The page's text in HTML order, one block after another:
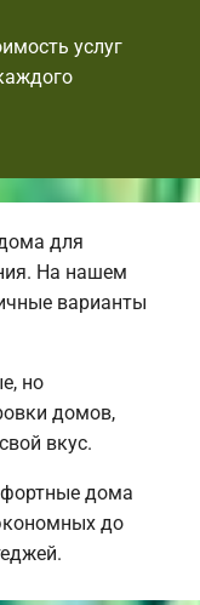
услуг
для
На нашем
варианты
но
домов,
вкус.
дома
до